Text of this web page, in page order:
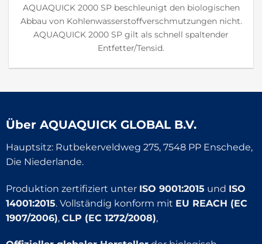
AQUAQUICK 2000 SP beschleunigt den biologischen
Abbau von Kohlenwasserstoffverschmutzungen nicht.
AQUAQUICK 2000 SP gilt als schnell spaltender
Entfetter/Tensid.
Über AQUAQUICK GLOBAL B.V.
Hauptsitz: Rutbekerveldweg 275, 7548 PP Enschede,
Die Niederlande.
Produktion zertifiziert unter ISO 9001:2015 und ISO
14001:2015. Vollständig konform mit EU REACH (EC
1907/2006), CLP (EC 1272/2008),